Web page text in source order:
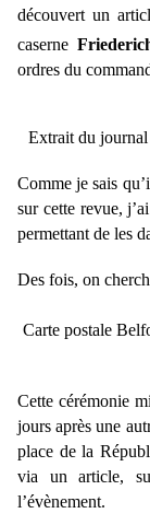
découvert un
caserne
ordres du
Extrait du
Comme je sais
sur cette revue,
permettant de les
Des fois, on
Carte postale
Cette cérémonie
jours après une
place de la
via un article,
l’évènement.